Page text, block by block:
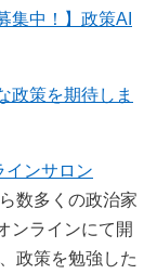
集中！】政策AI
政策を期待しま
インサロン
数多くの政治家
ンラインにて開
政策を勉強した